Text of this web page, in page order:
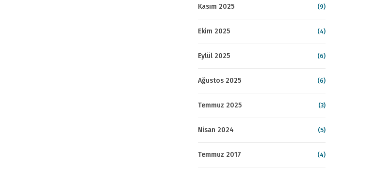
Kasım 2025 (9)
Ekim 2025 (4)
Eylül 2025 (6)
Ağustos 2025 (6)
Temmuz 2025 (3)
Nisan 2024 (5)
Temmuz 2017 (4)